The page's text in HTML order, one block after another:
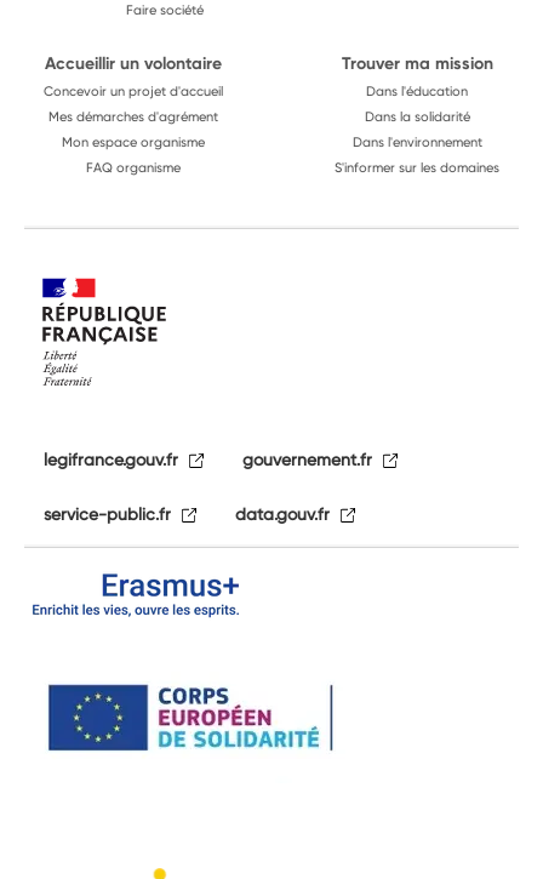
Faire société
Accueillir un volontaire
Concevoir un projet d'accueil
Mes démarches d'agrément
Mon espace organisme
FAQ organisme
Trouver ma mission
Dans l'éducation
Dans la solidarité
Dans l'environnement
S'informer sur les domaines
legifrance.gouv.fr gouvernement.fr
service-public.fr data.gouv.fr